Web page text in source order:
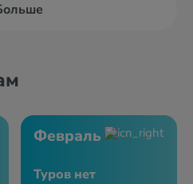
Февраль
Туров нет